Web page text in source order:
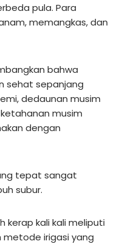
pula. Para
memangkas, dan
bahwa
sehat sepanjang
dedaunan musim
musim
dengan
tepat sangat
subur.
kerap kali kali meliputi
irigasi yang